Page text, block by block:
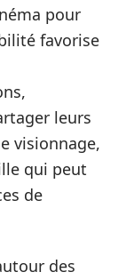
pour
favorise
leurs
visionnage,
qui peut
de
des